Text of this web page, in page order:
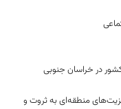
در خراسان جنوبی
منطقه‌ای به ثروت و